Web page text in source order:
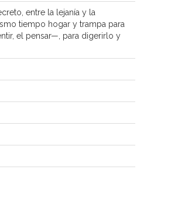
entre la lejanía y la
tiempo hogar y trampa para
el pensar—, para digerirlo y